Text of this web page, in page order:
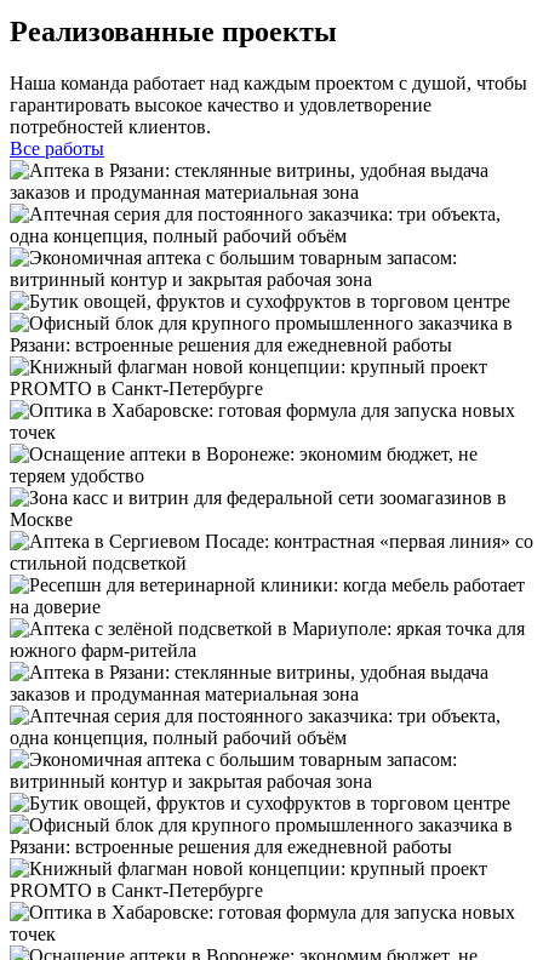
Реализованные проекты
Наша команда работает над каждым проектом с душой, чтобы
гарантировать высокое качество и удовлетворение
потребностей клиентов.
Все работы